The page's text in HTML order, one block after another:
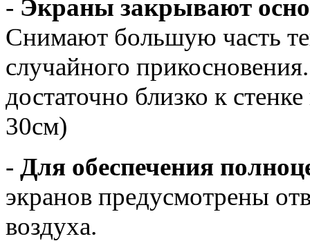
- Экраны закрывают
Снимают большую часть
случайного
достаточно близко к
30см)
- Для обеспечения
экранов предусмотрены
воздуха.